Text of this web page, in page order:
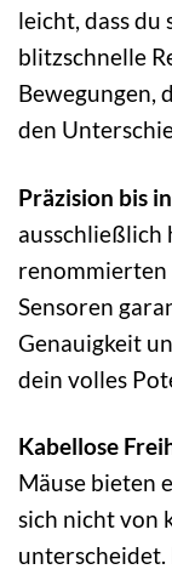
leicht, dass du
blitzschnelle
Bewegungen,
den
Präzision bis
ausschließlich
renommierten
Sensoren
Genauigkeit
dein volles
Kabellose
Mäuse bieten
sich nicht von